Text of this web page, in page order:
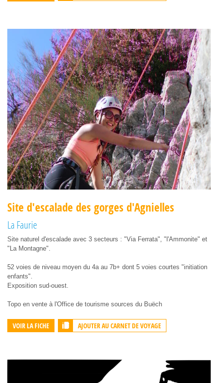
Site d'escalade des gorges d'Agnielles
La Faurie
Site naturel d'escalade avec 3 secteurs : "Via Ferrata", "l'Ammonite" et
"La Montagne".
52 voies de niveau moyen du 4a au 7b+ dont 5 voies courtes "initiation
enfants".
Exposition sud-ouest.
Topo en vente à l'Office de tourisme sources du Buëch
VOIR LA FICHE AJOUTER AU CARNET DE VOYAGE